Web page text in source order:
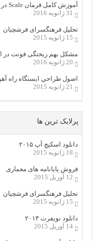
آموزش کامل فرمان Scale در اتوکد
31 ژانویه 2016
تحلیل فرهنگسرای فرشچیان
15 ژانویه 2015
مشکل بهم ریختگی فونت در
20 ژانویه 2016
اصول طراحي ایستگاه راه
21 ژانویه 2015
پرلایک ترین ها
دانلود اسکیچ آپ ۲۰۱۵
18 ژانویه 2015
فروش پایانامه های معماری
12 آوریل 2015
تحلیل فرهنگسرای فرشچیان
15 ژانویه 2015
دانلود نویفرت ۲۰۱۴
14 آوریل 2015